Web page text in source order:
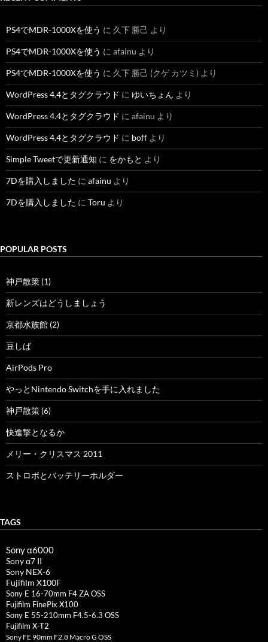
PS4でMDR-1000Xを使う に 久下 勝己 より
PS4でMDR-1000Xを使う に afainu より
PS4でMDR-1000Xを使う に 久下 勝己 (クゲ カツミ) より
WordPress 4.4とタグクラウド に ゆいちょん より
WordPress 4.4とタグクラウド に afainu より
WordPress 4.4とタグクラウド に boff より
Simple Tweetで更新通知 に をかもと より
7Dを購入しました に afainu より
7Dを購入しました に Toru より
POPULAR POSTS
神戸散策 (1)
新レンズはどうしましょう
京都水族館 (2)
豆しば
AirPods Pro
やっとNintendo Switchを手に入れました
神戸散策 (6)
快進撃となるか
メリー・クリスマス 2011
ストロボとバッテリーホルダー
TAGS
Sony α6000
Sony α7 II
Sony NEX-6
Fujifilm X100F
Sony E 16-70mm F4 ZA OSS
Fujifilm FinePix X100
Sony E 55-210mm F4.5-6.3 OSS
Fujifilm X-T2
Sony FE 90mm F2.8 Macro G OSS